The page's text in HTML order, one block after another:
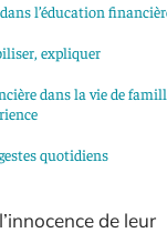
l’éducation
expliquer
dans la vie de
quotidiens
de leur